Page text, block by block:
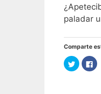
paladar
Comparte
H
a
H
a